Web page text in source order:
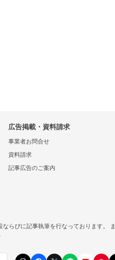
広告掲載・資料請求
事業者お問合せ
資料請求
記事広告のご案内
らびに記事執筆を行なっております。 ま